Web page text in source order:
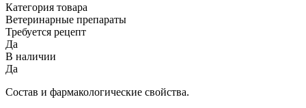
Категория товара
Ветеринарные препараты
Требуется рецепт
Да
В наличии
Да
Состав и фармакологические свойства.